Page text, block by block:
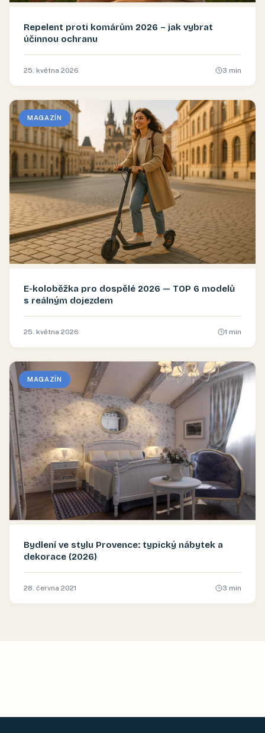
Repelent proti komárům 2026 – jak vybrat
účinnou ochranu
25. května 2026 3 min
MAGAZÍN
E-koloběžka pro dospělé 2026 — TOP 6 modelů
s reálným dojezdem
25. května 2026 1 min
MAGAZÍN
Bydlení ve stylu Provence: typický nábytek a
dekorace (2026)
28. června 2021 3 min